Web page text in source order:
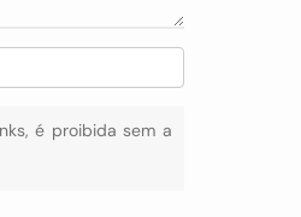
é proibida sem a